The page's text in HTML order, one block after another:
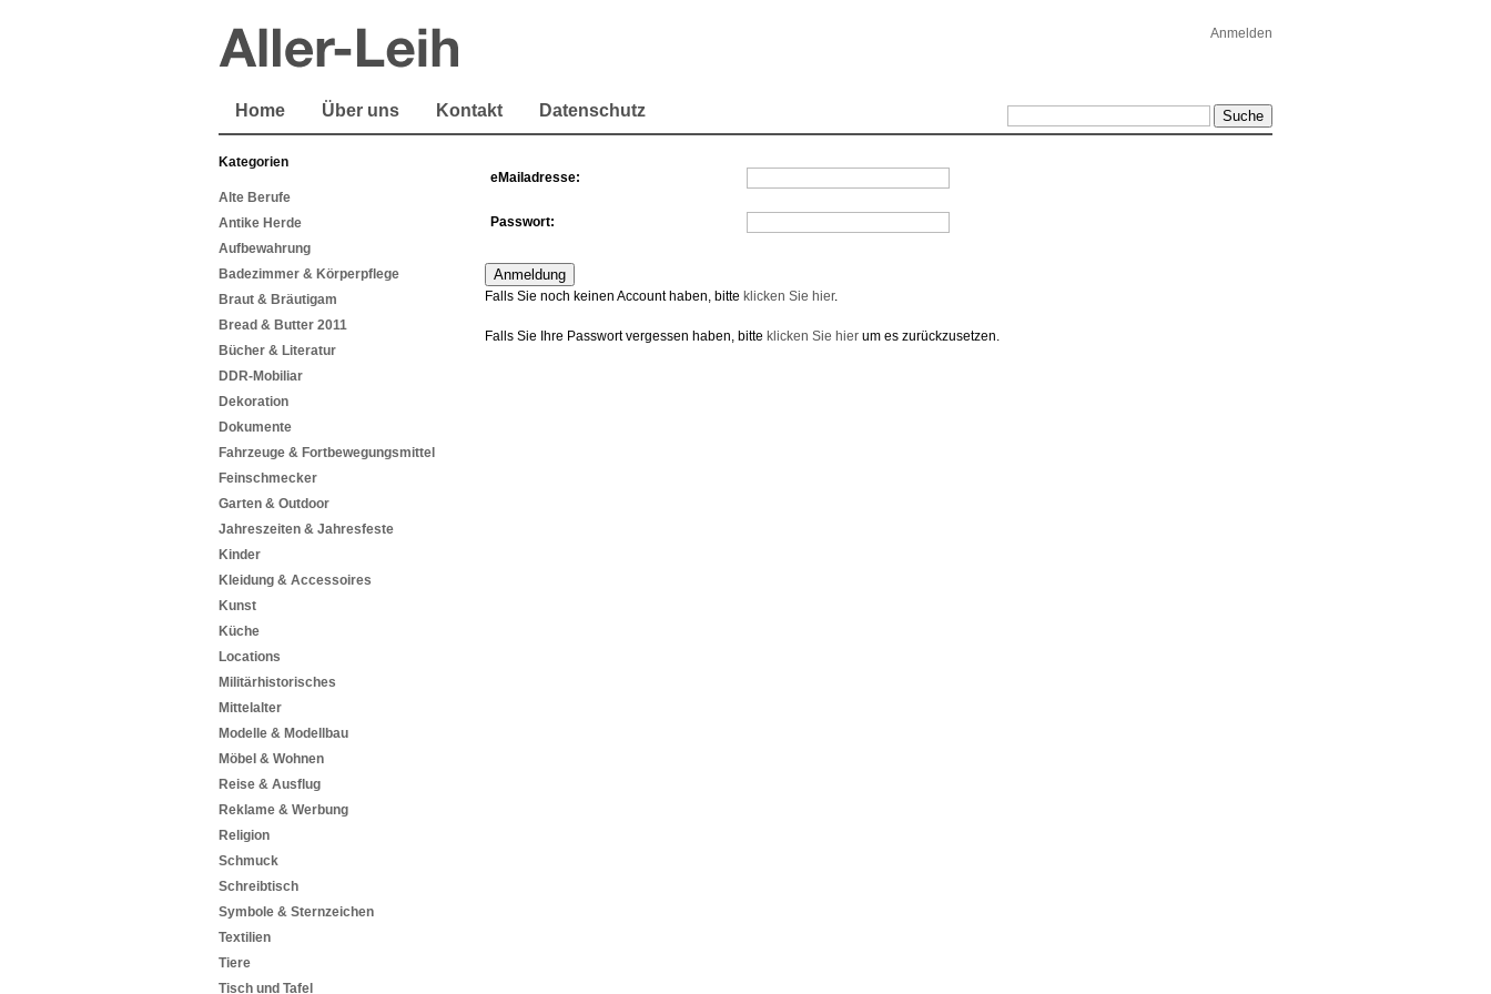
Anmelden
Home Über uns Kontakt Datenschutz
Kategorien
Alte Berufe
Antike Herde
Aufbewahrung
Badezimmer & Körperpflege
Braut & Bräutigam
Bread & Butter 2011
Bücher & Literatur
DDR-Mobiliar
Dekoration
Dokumente
Fahrzeuge & Fortbewegungsmittel
Feinschmecker
Garten & Outdoor
Jahreszeiten & Jahresfeste
Kinder
Kleidung & Accessoires
Kunst
Küche
Locations
Militärhistorisches
Mittelalter
Modelle & Modellbau
Möbel & Wohnen
Reise & Ausflug
Reklame & Werbung
Religion
Schmuck
Schreibtisch
Symbole & Sternzeichen
Textilien
Tiere
Tisch und Tafel
eMailadresse:
Passwort:
Falls Sie noch keinen Account haben, bitte klicken Sie hier.
Falls Sie Ihre Passwort vergessen haben, bitte klicken Sie hier um es zurückzusetzen.